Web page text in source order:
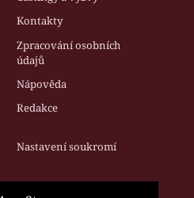
Kontakty
Zpracování osobních
údajů
Nápověda
Redakce
Nastavení soukromí